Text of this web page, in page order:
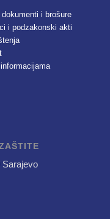
dokumenti i brošure
i podzakonski akti
Sarajevo